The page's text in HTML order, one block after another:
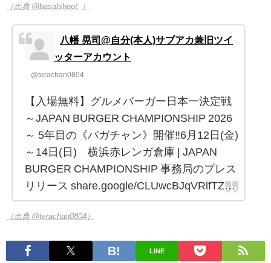
（出典 @basalshoot_）
八幡 晃司@自分(本人)サブアカ兼旧ツイ
ッターアカウント
@terachan0804
【入場無料】グルメバーガー日本一決定戦
～JAPAN BURGER CHAMPIONSHIP 2026
～ 5年目の《バガチャン》開催‼︎6月12⽇(金)
～14⽇(⽇) 横浜赤レンガ倉庫 | JAPAN
BURGER CHAMPIONSHIP 事務局のプレス
リリース share.google/CLUwcBJqVRlfTZ…
（出典 @terachan0804）
LINE